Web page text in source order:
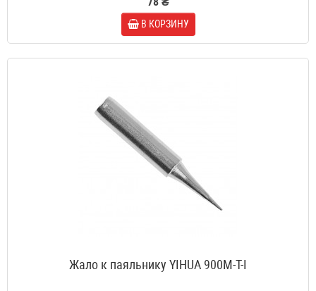
В КОРЗИНУ
Жало к паяльнику YIHUA 900M-T-I